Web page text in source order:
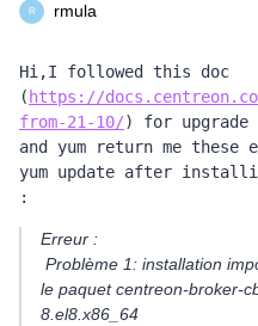
R rmula
Hi,I followed this doc
( https://
from-21-10/) for upgrade
and yum return me
yum update after
:
Erreur :
Problème 1: installation
le paquet centreon-broker-
8.el8.x86_64